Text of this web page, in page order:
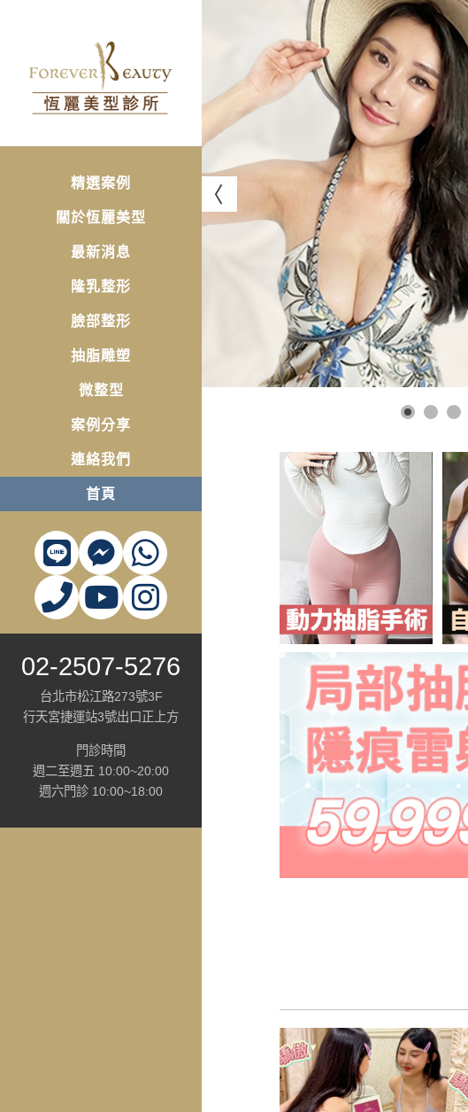
精選案例
關於恆麗美型
最新消息
隆乳整形
臉部整形
抽脂雕塑
微整型
案例分享
連絡我們
首頁
02-2507-5276
台北市松江路273號3F
行天宮捷運站3號出口正上方
門診時間
週二至週五 10:00~20:00
週六門診 10:00~18:00